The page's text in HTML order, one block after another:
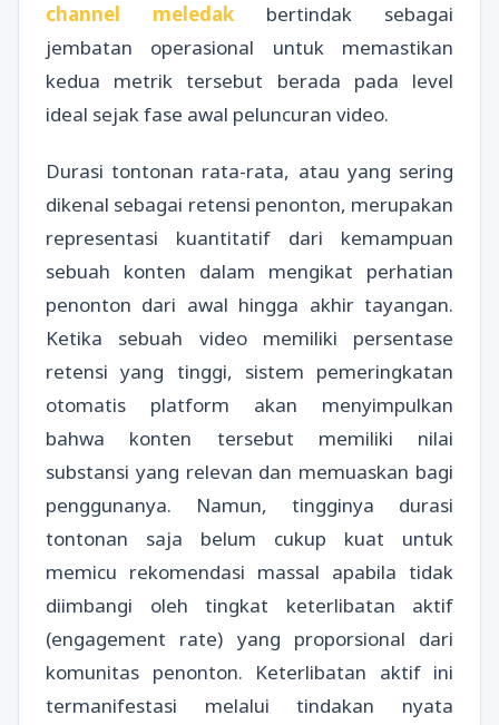
channel meledak bertindak sebagai
jembatan operasional untuk memastikan
kedua metrik tersebut berada pada level
ideal sejak fase awal peluncuran video.
Durasi tontonan rata-rata, atau yang sering
dikenal sebagai retensi penonton, merupakan
representasi kuantitatif dari kemampuan
sebuah konten dalam mengikat perhatian
penonton dari awal hingga akhir tayangan.
Ketika sebuah video memiliki persentase
retensi yang tinggi, sistem pemeringkatan
otomatis platform akan menyimpulkan
bahwa konten tersebut memiliki nilai
substansi yang relevan dan memuaskan bagi
penggunanya. Namun, tingginya durasi
tontonan saja belum cukup kuat untuk
memicu rekomendasi massal apabila tidak
diimbangi oleh tingkat keterlibatan aktif
(engagement rate) yang proporsional dari
komunitas penonton. Keterlibatan aktif ini
termanifestasi melalui tindakan nyata